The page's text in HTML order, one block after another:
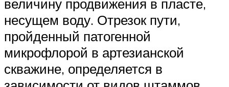
величину продвижения в пласте,
несущем воду. Отрезок пути,
пройденный патогенной
микрофлорой в артезианской
скважине, определяется в